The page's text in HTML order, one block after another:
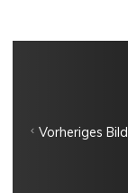
Vorheriges Bild